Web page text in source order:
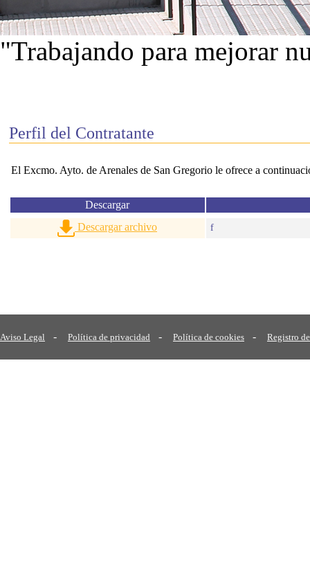
"Trabajando para mejorar
Perfil del Contratante
El Excmo. Ayto. de Arenales de San Gregorio le ofrece a
Descargar
Descargar archivo
f
Aviso Legal - Política de privacidad - Política de cookies - Registro